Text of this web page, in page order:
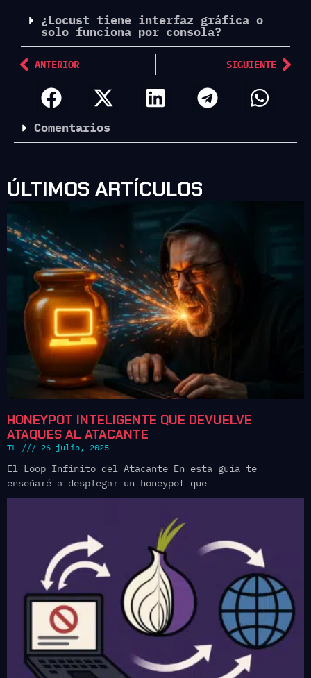
¿Locust tiene interfaz gráfica o
solo funciona por consola?
ANTERIOR SIGUIENTE
Comentarios
ÚLTIMOS ARTÍCULOS
HONEYPOT INTELIGENTE QUE DEVUELVE
ATAQUES AL ATACANTE
TL 26 julio, 2025
El Loop Infinito del Atacante En esta guía te
enseñaré a desplegar un honeypot que